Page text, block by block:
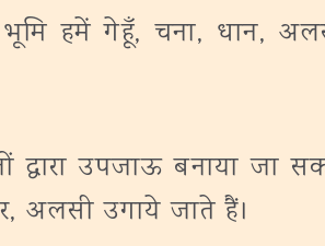
हमें गेहूँ, चना, धान,
उपजाऊ बनाया जा
अलसी उगाये जाते हैं।